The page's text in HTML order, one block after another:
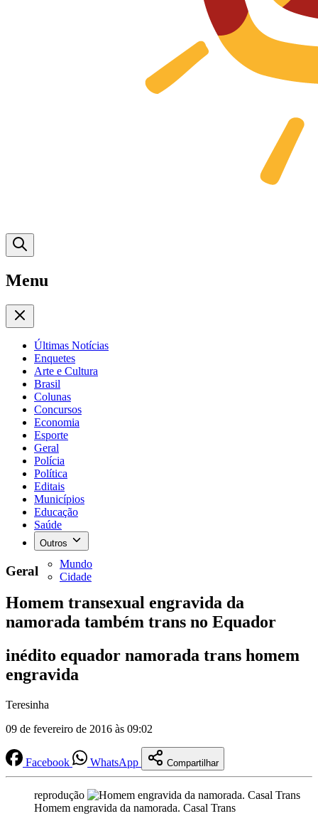
Menu
Últimas Notícias
Enquetes
Arte e Cultura
Brasil
Colunas
Concursos
Economia
Esporte
Geral
Polícia
Política
Editais
Municípios
Educação
Saúde
Outros
Mundo
Cidade
Geral
Homem transexual engravida da
namorada também trans no Equador
inédito equador namorada trans homem
engravida
Teresinha
09 de fevereiro de 2016 às 09:02
Facebook WhatsApp Compartilhar
reprodução
Homem engravida da namorada. Casal Trans